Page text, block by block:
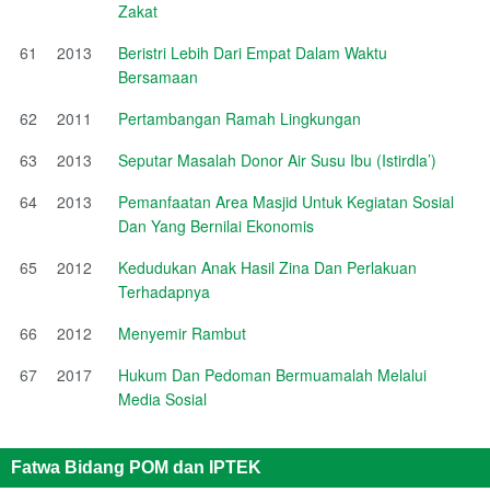
Zakat
61
2013
Beristri Lebih Dari Empat Dalam Waktu
Bersamaan
62
2011
Pertambangan Ramah Lingkungan
63
2013
Seputar Masalah Donor Air Susu Ibu (Istirdla’)
64
2013
Pemanfaatan Area Masjid Untuk Kegiatan Sosial
Dan Yang Bernilai Ekonomis
65
2012
Kedudukan Anak Hasil Zina Dan Perlakuan
Terhadapnya
66
2012
Menyemir Rambut
67
2017
Hukum Dan Pedoman Bermuamalah Melalui
Media Sosial
Fatwa Bidang POM dan IPTEK